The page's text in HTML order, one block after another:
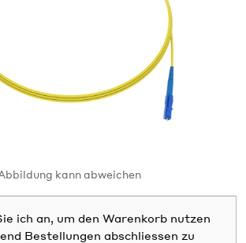
kann abweichen
ich an, um den Warenkorb nutzen
Bestellungen abschliessen zu